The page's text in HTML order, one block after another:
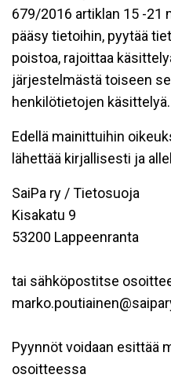
679/2016 artiklan 15 -21
pääsy tietoihin, pyytää
poistoa, rajoittaa
järjestelmästä toiseen
henkilötietojen käsittelyä.
Edellä mainittuihin
lähettää kirjallisesti ja
SaiPa ry / Tietosuoja
Kisakatu 9
53200 Lappeenranta
tai sähköpostitse
Pyynnöt voidaan esittää
osoitteessa